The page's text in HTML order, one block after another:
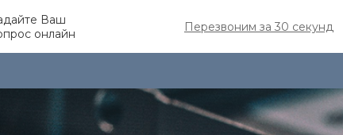
Ваш
онлайн
Перезвоним за 30 секунд